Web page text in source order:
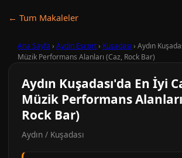
← Tum Makaleler
Ana Sayfa › Aydın Escort› Kuşadası › Aydın
Müzik Performans Alanları (Caz, Rock Bar)
Aydın Kuşadası'da En İyi
Müzik Performans
Rock Bar)
Aydın / Kuşadası